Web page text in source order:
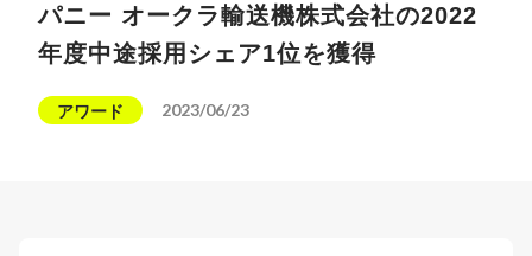
パニー オークラ輸送機株式会社の2022
年度中途採用シェア1位を獲得
アワード 2023/06/23